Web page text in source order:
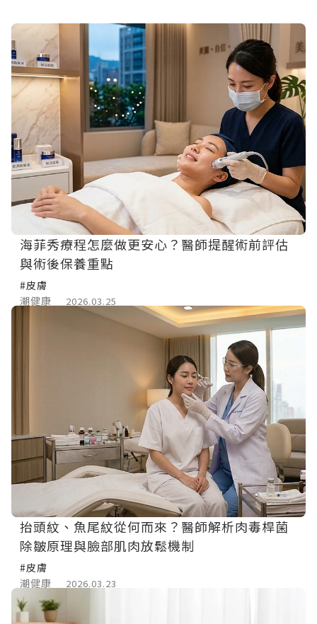
海菲秀療程怎麼做更安心？醫師提醒術前評估
與術後保養重點
#皮膚
潮健康
2026.03.25
抬頭紋、魚尾紋從何而來？醫師解析肉毒桿菌
除皺原理與臉部肌肉放鬆機制
#皮膚
潮健康
2026.03.23